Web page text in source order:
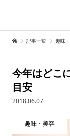
記事一覧 趣味
今年はどこ
目安
2018.06.07
趣味・美容